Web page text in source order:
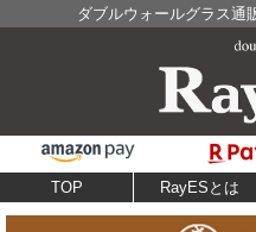
ダブルウォールグラス通
TOP RayESとは